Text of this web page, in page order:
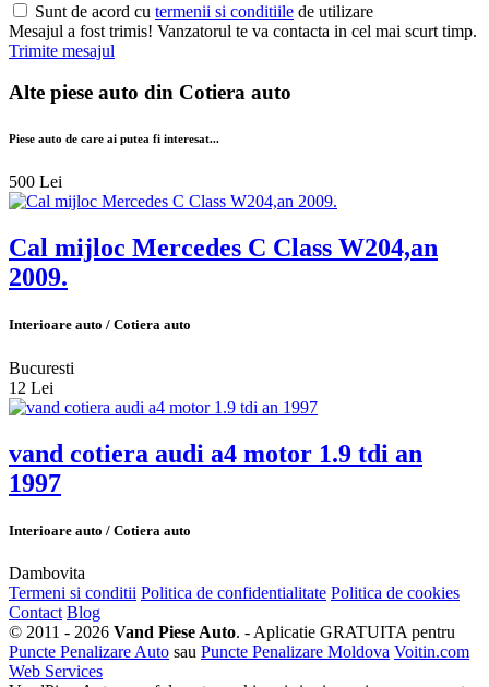
Sunt de acord cu termenii si conditiile de utilizare
Mesajul a fost trimis! Vanzatorul te va contacta in cel mai scurt timp.
Trimite mesajul
Alte piese auto din Cotiera auto
Piese auto de care ai putea fi interesat...
500 Lei
Cal mijloc Mercedes C Class W204,an
2009.
Interioare auto / Cotiera auto
Bucuresti
12 Lei
vand cotiera audi a4 motor 1.9 tdi an
1997
Interioare auto / Cotiera auto
Dambovita
Termeni si conditii Politica de confidentialitate Politica de cookies
Contact Blog
© 2011 - 2026 Vand Piese Auto. - Aplicatie GRATUITA pentru
Puncte Penalizare Auto sau Puncte Penalizare Moldova Voitin.com
Web Services